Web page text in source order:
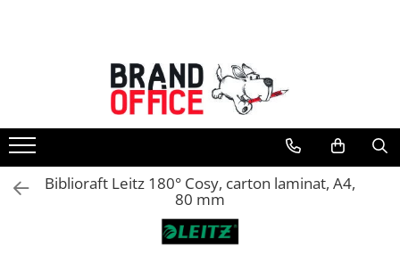
Unitate Protejata - PRODUCTIE
Hartie copiator si produse
tipografice
Produse consumabile din hartie
Detergenti si dezinfectanti
Saci menajeri (Unitate Protejata)
Biblioraft Leitz 180° Cosy, carton laminat, A4,
80 mm